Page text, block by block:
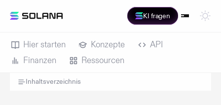
KI fragen
Hier starten Konzepte
API
Finanzen
Ressourcen
Inhaltsverzeichnis